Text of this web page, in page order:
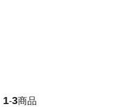
1-3商品